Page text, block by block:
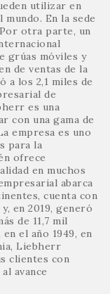
utilizar en
En la sede
otra parte, un
grúas móviles y
de ventas de la
a los 2,1 miles de
de
es una
con una gama de
empresa es uno
para la
ofrece
en muchos
abarca
cuenta con
en 2019, generó
de 11,7 mil
el año 1949, en
Liebherr
clientes con
avance